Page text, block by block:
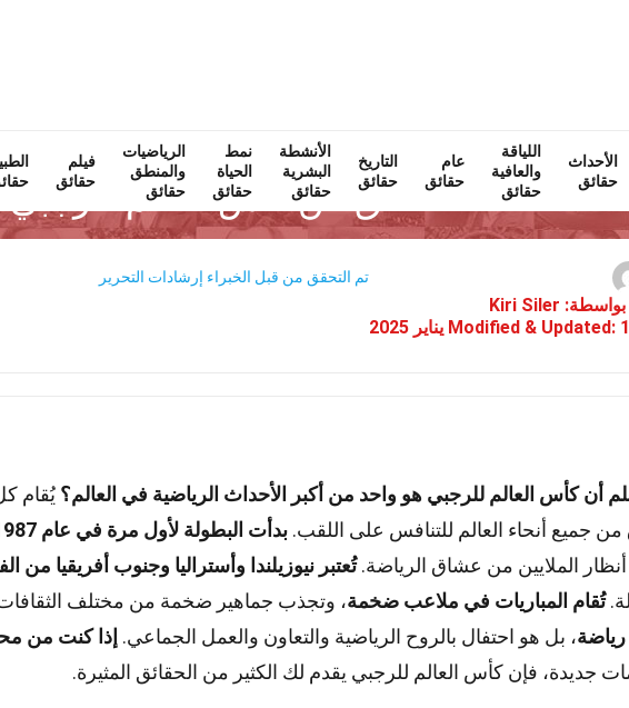
الأحداث
حقائق
اللياقة
والعافية
حقائق
عام
حقائق
التاريخ
حقائق
الأنشطة
البشرية
حقائق
نمط
الحياة
حقائق
الرياضيات
والمنطق
حقائق
فيلم
حقائق
Home الأحداث حقائق
31 حقائق عن كأس العالم للرجبي
Kiri Siler
Modified & Updated:
تم التحقق من قبل الخبراء إرشادات التحرير
أن كأس العالم للرجبي هو واحد من أكبر الأحداث الرياضية في العالم؟ يُقام
من جميع أنحاء العالم للتنافس على اللقب. بدأت البطولة لأول مرة في عام 1987
الملايين من عشاق الرياضة.تُعتبر نيوزيلندا وأستراليا وجنوب أفريقيا من
تُقام المباريات في ملاعب ضخمة، وتجذب جماهير ضخمة من مختلف الثقافات
، بل هو احتفال بالروح الرياضية والتعاون والعمل الجماعي. إذا كنت من
جديدة، فإن كأس العالم للرجبي يقدم لك الكثير من الحقائق المثيرة.